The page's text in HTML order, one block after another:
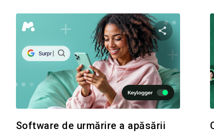
questo articolo
Copiați linkul
Condividi
Twitter
Software de urmărire a apăsării